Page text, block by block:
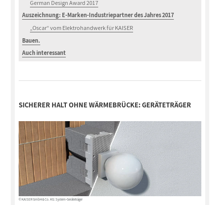
German Design Award 2017
Auszeichnung: E-Marken-Industriepartner des Jahres 2017
„Oscar“ vom Elektrohandwerk für KAISER
Bauen.
Auch interessant
SICHERER HALT OHNE WÄRMEBRÜCKE:GERÄTETRÄGER
© KAISER GmbH & Co. KG: System-Geräteträger